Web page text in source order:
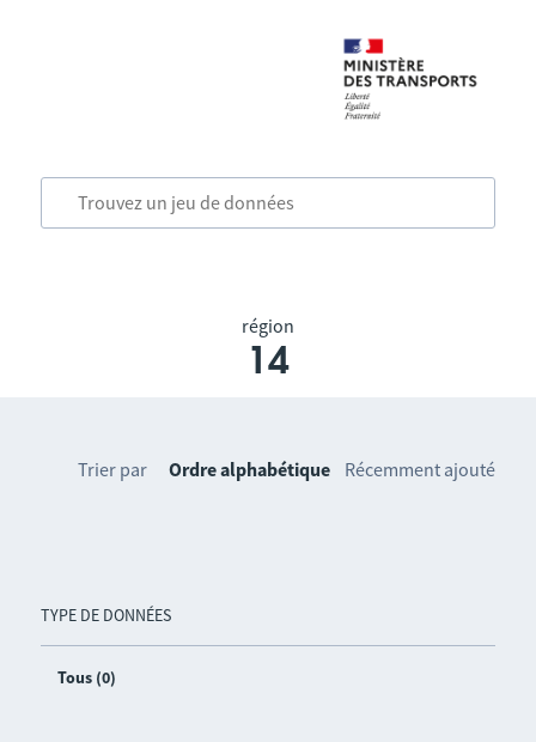
région
14
TYPE DE DONNÉES
Tous (0)
Trier par Ordre alphabétique Récemment ajouté